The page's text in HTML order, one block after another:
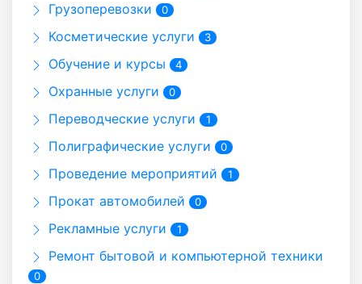
Грузоперевозки 0
Косметические услуги 3
Обучение и курсы 4
Охранные услуги 0
Переводческие услуги 1
Полиграфические услуги 0
Проведение мероприятий 1
Прокат автомобилей 0
Рекламные услуги 1
Ремонт бытовой и компьютерной техники
0